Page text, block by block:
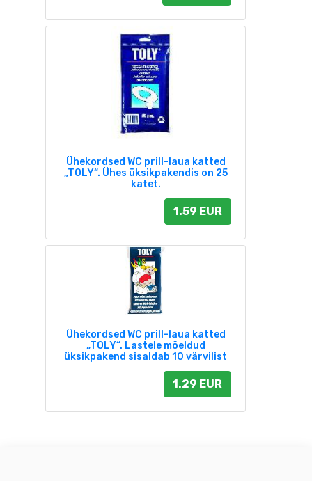
Ühekordsed WC prill-laua katted
„TOLY“. Ühes üksikpakendis on 25
katet.
1.59 EUR
Ühekordsed WC prill-laua katted
„TOLY“. Lastele mõeldud
üksikpakend sisaldab 10 värvilist
1.29 EUR